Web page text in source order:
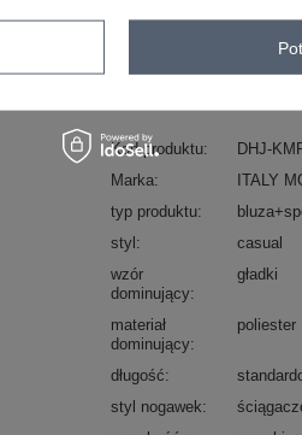
skład materiału : 95%
Kod produktu
DHJ-
Marka
ITALY
typ produktu
styl
casual
wzór
dominujący
gładki
materiał
dominujący
poliester
długość
styl nogawek